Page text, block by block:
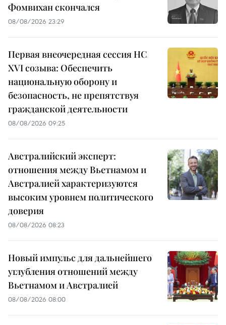
Фомвихан скончался
08/08/2026 23:29
Первая внеочередная сессия НС
XVI созыва: Обеспечить
национальную оборону и
безопасность, не препятствуя
гражданской деятельности
08/08/2026 09:25
Австралийский эксперт:
отношения между Вьетнамом и
Австралией характеризуются
высоким уровнем политического
доверия
08/08/2026 08:23
Новый импульс для дальнейшего
углубления отношений между
Вьетнамом и Австралией
08/08/2026 08:00